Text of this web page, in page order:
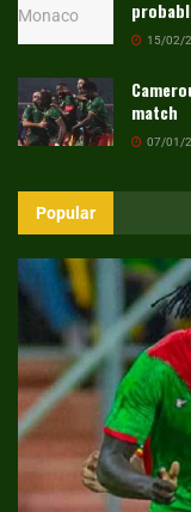
15/02/
match
07/01/
Popular